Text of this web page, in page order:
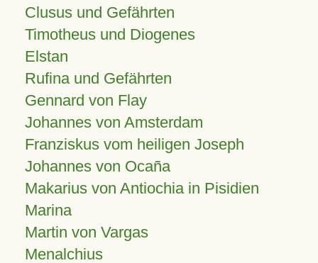
Clusus und Gefährten
Timotheus und Diogenes
Elstan
Rufina und Gefährten
Gennard von Flay
Johannes von Amsterdam
Franziskus vom heiligen Joseph
Johannes von Ocaña
Makarius von Antiochia in Pisidien
Marina
Martin von Vargas
Menalchius